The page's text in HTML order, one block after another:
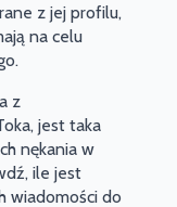
z jej profilu,
na celu
z
jest taka
nękania w
ile jest
wiadomości do